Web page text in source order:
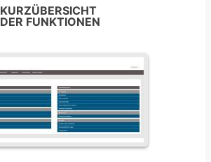
KURZÜBERSICHT
DER FUNKTIONEN